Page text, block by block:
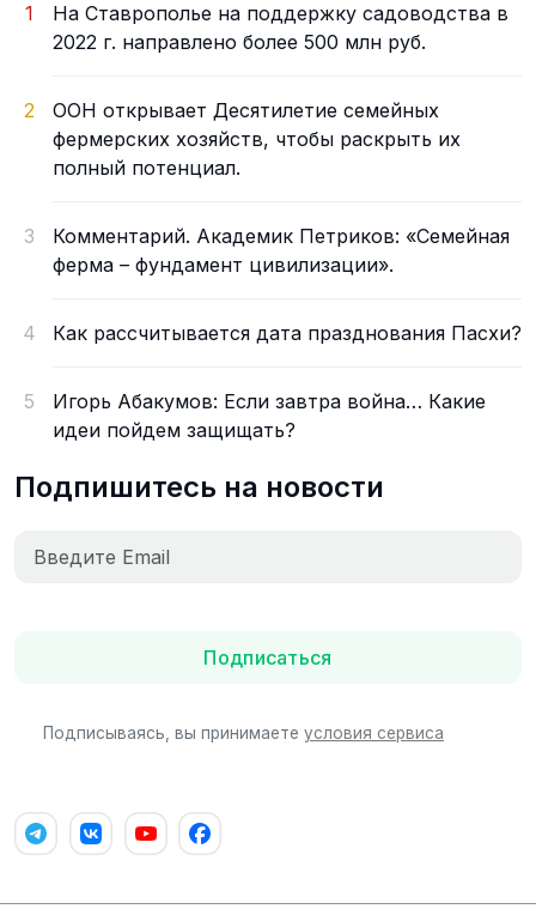
1
На Ставрополье на поддержку садоводства в
2022 г. направлено более 500 млн руб.
2
ООН открывает Десятилетие семейных
фермерских хозяйств, чтобы раскрыть их
полный потенциал.
3
Комментарий. Академик Петриков: «Семейная
ферма – фундамент цивилизации».
4 Как рассчитывается дата празднования Пасхи?
5
Игорь Абакумов: Если завтра война… Какие
идеи пойдем защищать?
Подпишитесь на новости
Подписаться
Подписываясь, вы принимаете условия сервиса